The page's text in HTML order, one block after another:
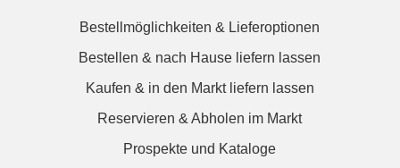
Bestellmöglichkeiten & Lieferoptionen
Bestellen & nach Hause liefern lassen
Kaufen & in den Markt liefern lassen
Reservieren & Abholen im Markt
Prospekte und Kataloge